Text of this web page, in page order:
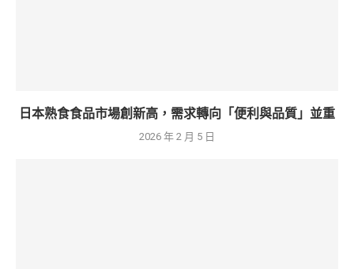
日本熟食食品市場創新高，需求轉向「便利與品質」並重
2026 年 2 月 5 日